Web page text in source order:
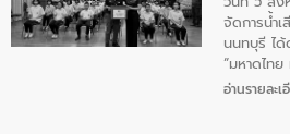
ประชาชน
ส่วนได้ส่วน
จัดการคุณ
จังหวัดชัย
จัดการน้ำเ
นนทบุรี ได้
“มหาดไท
จัดโครงกา
อ่านรายละ